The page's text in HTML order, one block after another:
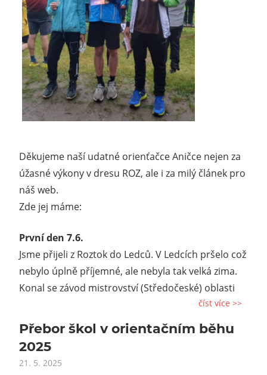
Děkujeme naší udatné orienťačce Aničce nejen za
úžasné výkony v dresu ROZ, ale i za milý článek pro
náš web.
Zde jej máme:
První den 7.6.
Jsme přijeli z Roztok do Ledců. V Ledcích pršelo což
nebylo úplně příjemné, ale nebyla tak velká zima.
Konal se závod mistrovství (Středočeské) oblasti
číst více >>
Přebor škol v orientačním běhu
2025
21. 5. 2025